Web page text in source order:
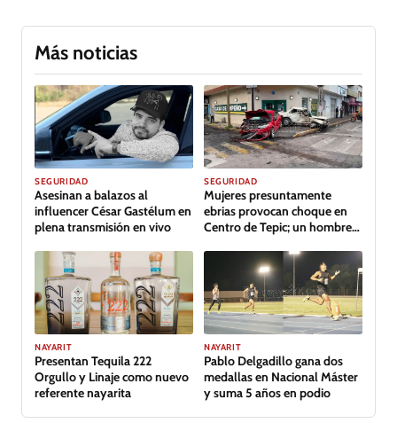
Más noticias
SEGURIDAD
Asesinan a balazos al
influencer César Gastélum en
plena transmisión en vivo
SEGURIDAD
Mujeres presuntamente
ebrias provocan choque en
Centro de Tepic; un hombre
GALERÍA
NAYARIT
Presentan Tequila 222
Orgullo y Linaje como nuevo
referente nayarita
NAYARIT
Pablo Delgadillo gana dos
medallas en Nacional Máster
y suma 5 años en podio